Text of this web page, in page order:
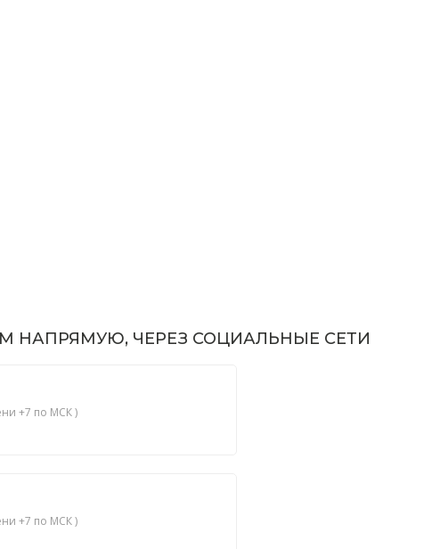
НАПРЯМУЮ, ЧЕРЕЗ СОЦИАЛЬНЫЕ СЕТИ
+7 по МСК )
+7 по МСК )